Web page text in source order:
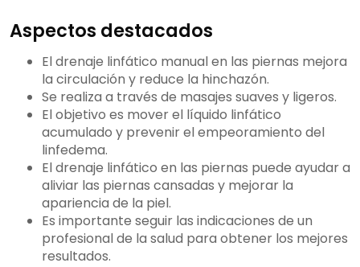
Aspectos destacados
El drenaje linfático manual en las piernas mejora
la circulación y reduce la hinchazón.
Se realiza a través de masajes suaves y ligeros.
El objetivo es mover el líquido linfático
acumulado y prevenir el empeoramiento del
linfedema.
El drenaje linfático en las piernas puede ayudar a
aliviar las piernas cansadas y mejorar la
apariencia de la piel.
Es importante seguir las indicaciones de un
profesional de la salud para obtener los mejores
resultados.